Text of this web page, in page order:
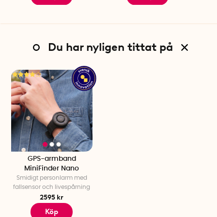
Appen MiniFinder GO är på engelska
Övriga funktioner i appen:
Se platshistorik och möjlighet att ställa in virtuella staket.
Specifikationer
Färg: Svart
Vikt: 60 gram
Diameter: 4,1 cm
Höjd: 1,6 cm
Batteri: Litium-ion 600mAh
Batteritid: 32 timmar (5 sek intervall)
GSM-band: 110－220V input, 5V output
Minne: 16 MB (flash)
LED: 2 st som indikerar GPS, GSM och spänning
Noggrannhet <10 m under öppen himmel
Drifttemperatur: -20°C to +60°C
Du har nyligen tittat på
GPS-armband
MiniFinder Nano
Smidigt personlarm med
fallsensor och livespårning
2595 kr
Köp